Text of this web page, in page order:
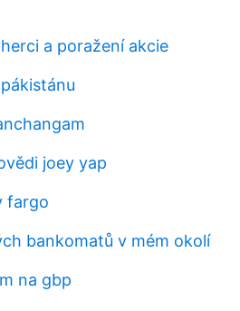
a poražení akcie
joey yap
fargo
bankomatů v mém okolí
na gbp